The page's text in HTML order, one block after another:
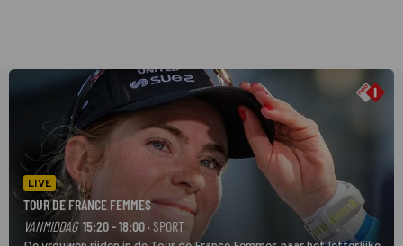
LIVE
TOUR DE FRANCE FEMMES
VANMIDDAG 15:20 - 18:00 · SPORT